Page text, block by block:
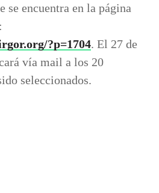
encuentra en la página
?p=1704. El 27 de
vía mail a los 20
seleccionados.